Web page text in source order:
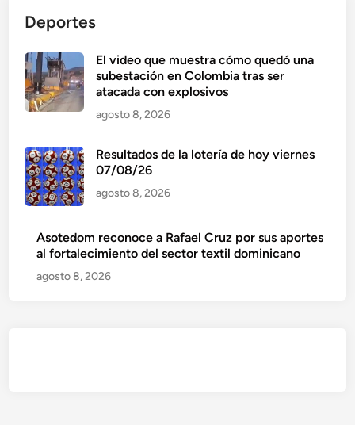
Deportes
El video que muestra cómo quedó una
subestación en Colombia tras ser
atacada con explosivos
agosto 8, 2026
Resultados de la lotería de hoy viernes
07/08/26
agosto 8, 2026
Asotedom reconoce a Rafael Cruz por sus aportes
al fortalecimiento del sector textil dominicano
agosto 8, 2026